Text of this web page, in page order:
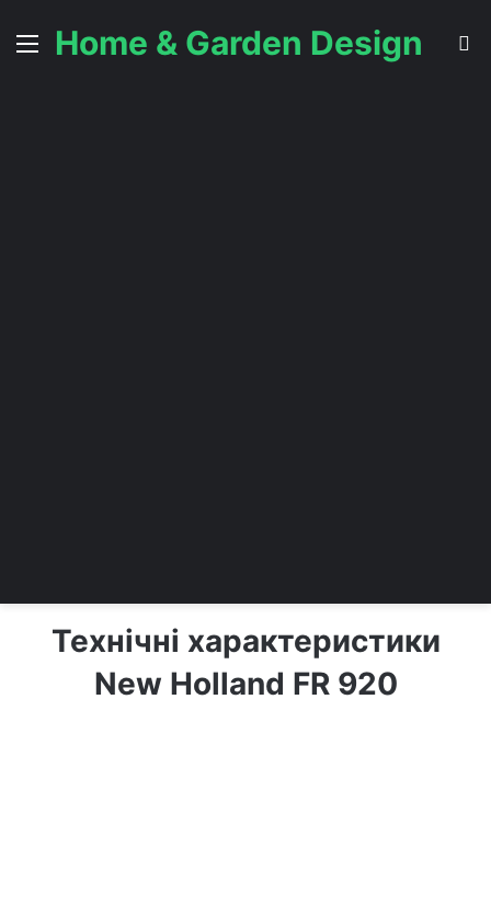
Menu
Home & Garden Design
Технічні характеристики
New Holland FR 920